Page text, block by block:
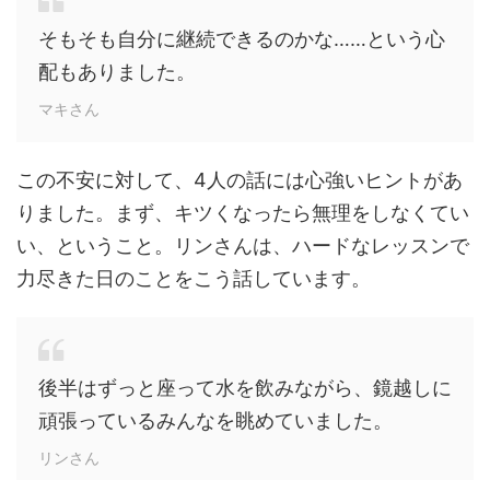
そもそも自分に継続できるのかな……という心
配もありました。
マキさん
この不安に対して、4人の話には心強いヒントがあ
りました。まず、キツくなったら無理をしなくてい
い、ということ。リンさんは、ハードなレッスンで
力尽きた日のことをこう話しています。
後半はずっと座って水を飲みながら、鏡越しに
頑張っているみんなを眺めていました。
リンさん